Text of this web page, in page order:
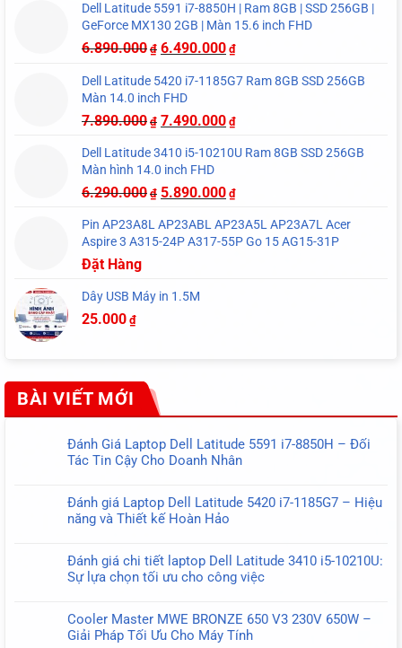
Dell Latitude 5591 i7-8850H | Ram 8GB | SSD 256GB |
GeForce MX130 2GB | Màn 15.6 inch FHD
6.890.000 ₫ 6.490.000 ₫
Dell Latitude 5420 i7-1185G7 Ram 8GB SSD 256GB
Màn 14.0 inch FHD
7.890.000 ₫ 7.490.000 ₫
Dell Latitude 3410 i5-10210U Ram 8GB SSD 256GB
Màn hình 14.0 inch FHD
6.290.000 ₫ 5.890.000 ₫
Pin AP23A8L AP23ABL AP23A5L AP23A7L Acer
Aspire 3 A315-24P A317-55P Go 15 AG15-31P
Đặt Hàng
Dây USB Máy in 1.5M
25.000 ₫
BÀI VIẾT MỚI
Đánh Giá Laptop Dell Latitude 5591 i7-8850H – Đối
Tác Tin Cậy Cho Doanh Nhân
bình
luận
Đánh
Giá
Laptop
Latitude
5591
Đánh giá Laptop Dell Latitude 5420 i7-1185G7 – Hiệu
năng và Thiết kế Hoàn Hảo
bình
luận
Đánh
giá
Đánh giá chi tiết laptop Dell Latitude 3410 i5-10210U:
Sự lựa chọn tối ưu cho công việc
bình
luận
Cooler Master MWE BRONZE 650 V3 230V 650W –
Giải Pháp Tối Ưu Cho Máy Tính